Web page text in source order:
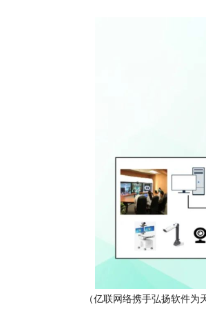
（亿联网络携手弘扬软件为